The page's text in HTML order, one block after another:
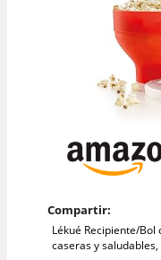
Compartir:
Lékué Recipiente/
caseras y